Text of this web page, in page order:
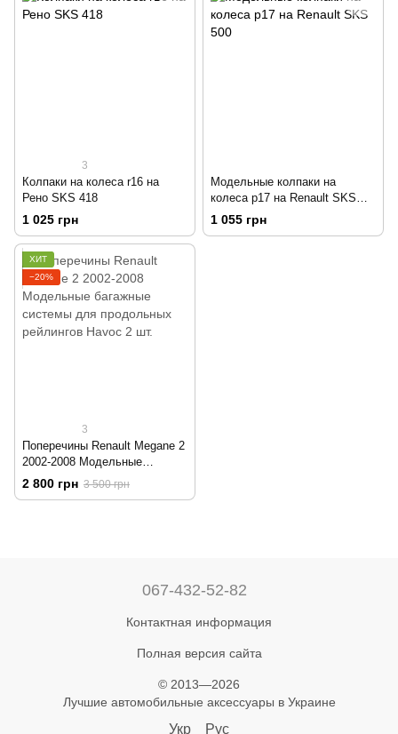
3
Колпаки на колеса r16 на
Рено SKS 418
1 025 грн
Модельные колпаки на
колеса р17 на Renault SKS
500
1 055 грн
ХИТ
−20%
3
Поперечины Renault Megane 2
2002-2008 Модельные
багажные системы для
продольных рейлингов Havoc
2 800 грн 3 500 грн
067-432-52-82
Контактная информация
Полная версия сайта
© 2013—2026
Лучшие автомобильные аксессуары в Украине
Укр Рус